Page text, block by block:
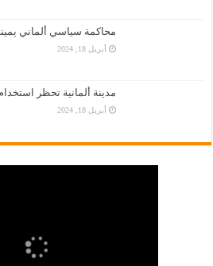
محاكمة سياسي ألماني
أبريل 18, 2024
مدينة ألمانية تحظر
أبريل 18, 2024